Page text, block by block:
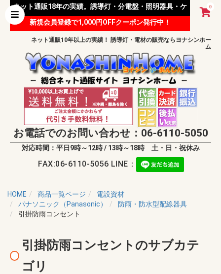
0
ネット通販18年の実績。誘導灯・分電盤・照明器具・ケ
ーブル等 様々な資材を取り扱っています。
新規会員登録で1,000円OFFクーポン発行中！
ネット通販10年以上の実績！ 誘導灯・電材の販売ならヨナシンホー
ム
お電話でのお問い合わせ：06-6110-5050
対応時間：平日9時～12時 / 13時～18時 土・日・祝休み
FAX:06-6110-5056 LINE：
HOME 商品一覧ページ
電設資材
パナソニック（Panasonic）
防雨・防水型配線器具
引掛防雨コンセント
引掛防雨コンセントのサブカテ
ゴリ